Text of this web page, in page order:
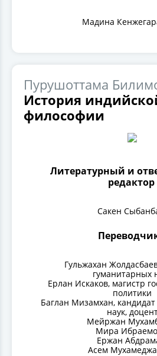
Мадина
Пурушоттама
История
философии
Литературный и
редактор
Сакен
Гульжахан
гуманитарных
Ерлан Искаков, магистр
политики
Баглан Мизамхан,
наук,
Мейржан
Мира
Ержан
Асем